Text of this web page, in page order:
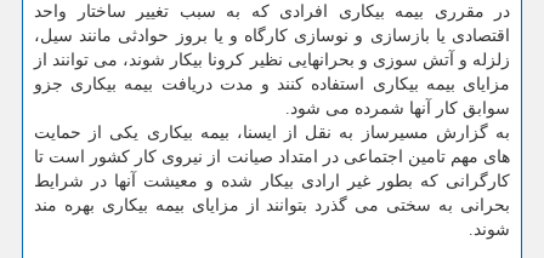
در مقرری بیمه بیکاری افرادی که به سبب تغییر ساختار واحد
اقتصادی یا بازسازی و نوسازی کارگاه و یا بروز حوادثی مانند سیل،
زلزله و آتش سوزی و بحرانهایی نظیر کرونا بیکار شوند، می توانند از
مزایای بیمه بیکاری استفاده کنند و مدت دریافت بیمه بیکاری جزو
سوابق کار آنها شمرده می شود.
به گزارش مسیرساز به نقل از ایسنا، بیمه بیکاری یکی از حمایت
های مهم تامین اجتماعی در امتداد صیانت از نیروی کار کشور است تا
کارگرانی که بطور غیر ارادی بیکار شده و معیشت آنها در شرایط
بحرانی به سختی می گذرد بتوانند از مزایای بیمه بیکاری بهره مند
شوند.